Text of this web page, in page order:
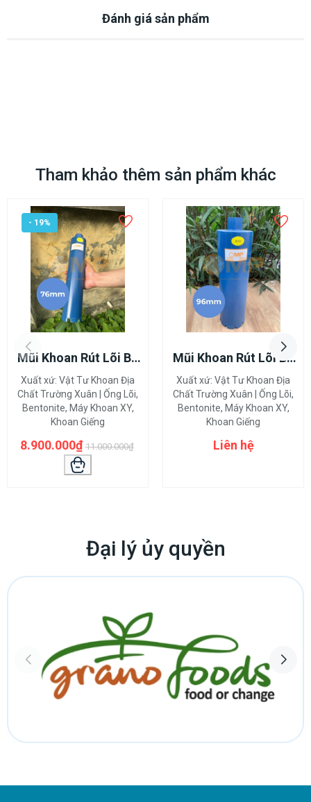
Đánh giá sản phẩm
Tham khảo thêm sản phẩm khác
- 19%
Mũi Khoan Rút Lõi Bê
Tông 76mm
Xuất xứ: Vật Tư Khoan Địa
Chất Trường Xuân | Ống Lõi,
Bentonite, Máy Khoan XY,
Khoan Giếng
8.900.000₫ 11.000.000₫
Mũi Khoan Rút Lõi Bê
Tông 96mm
Xuất xứ: Vật Tư Khoan Địa
Chất Trường Xuân | Ống Lõi,
Bentonite, Máy Khoan XY,
Khoan Giếng
Liên hệ
Đại lý ủy quyền